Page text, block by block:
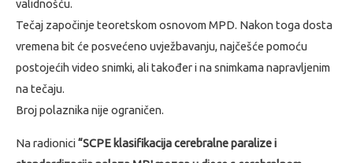
validnošću.
Tečaj započinje teoretskom osnovom MPD. Nakon toga dosta
vremena bit će posvećeno uvježbavanju, najčešće pomoću
postojećih video snimki, ali također i na snimkama napravljenim
na tečaju.
Broj polaznika nije ograničen.
Na radionici“SCPE klasifikacija cerebralne paralize i